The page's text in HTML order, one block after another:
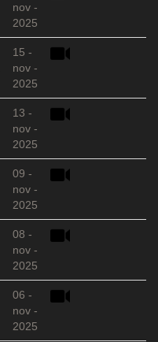
nov -
2025
15 -
nov -
2025
13 -
nov -
2025
09 -
nov -
2025
08 -
nov -
2025
06 -
nov -
2025